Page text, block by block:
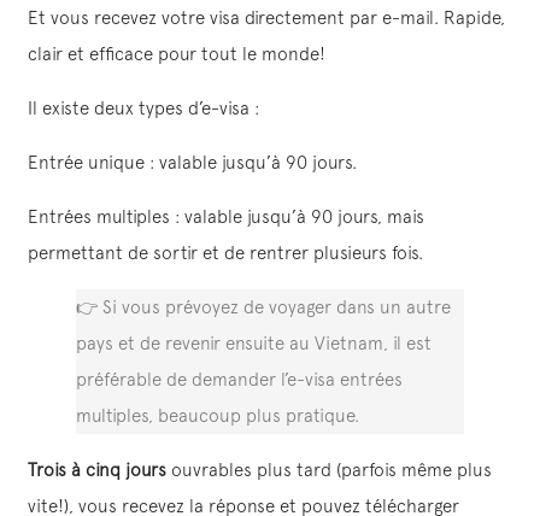
Et vous recevez votre visa directement par e-mail. Rapide,
clair et efficace pour tout le monde!
Il existe deux types d’e-visa :
Entrée unique : valable jusqu’à 90 jours.
Entrées multiples : valable jusqu’à 90 jours, mais
permettant de sortir et de rentrer plusieurs fois.
👉 Si vous prévoyez de voyager dans un autre
pays et de revenir ensuite au Vietnam, il est
préférable de demander l’e-visa entrées
multiples, beaucoup plus pratique.
Trois à cinq jours ouvrables plus tard (parfois même plus
vite!), vous recevez la réponse et pouvez télécharger